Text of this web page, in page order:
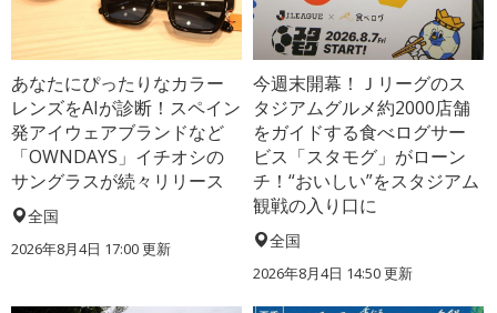
あなたにぴったりなカラー
レンズをAIが診断！スペイン
発アイウェアブランドなど
「OWNDAYS」イチオシの
サングラスが続々リリース
全国
2026年8月4日 17:00更新
今週末開幕！Ｊリーグのス
タジアムグルメ約2000店舗
をガイドする食べログサー
ビス「スタモグ」がローン
チ！“おいしい”をスタジアム
観戦の入り口に
全国
2026年8月4日 14:50更新